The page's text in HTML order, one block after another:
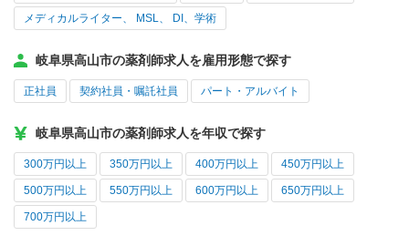
メディカルライター、 MSL、 DI、学術
岐阜県高山市の薬剤師求人を雇用形態で探す
正社員 契約社員・嘱託社員 パート・アルバイト
岐阜県高山市の薬剤師求人を年収で探す
300万円以上 350万円以上 400万円以上 450万円以上
500万円以上 550万円以上 600万円以上 650万円以上
700万円以上